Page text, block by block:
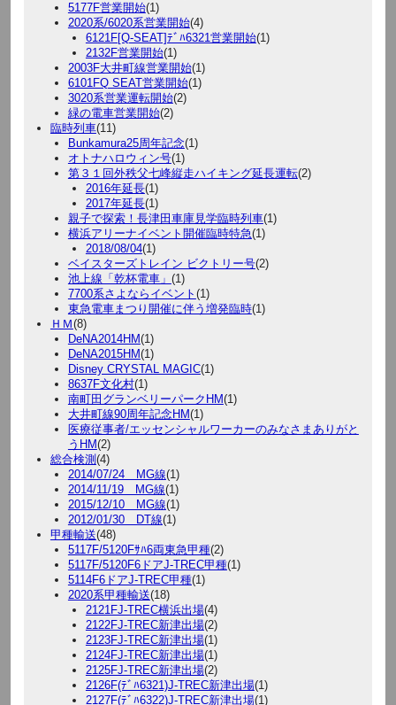
5177F営業開始(1)
2020系/6020系営業開始(4)
6121F[Q-SEAT]ﾃﾞﾊ6321営業開始(1)
2132F営業開始(1)
2003F大井町線営業開始(1)
6101FQ SEAT営業開始(1)
3020系営業運転開始(2)
緑の電車営業開始(2)
臨時列車(11)
Bunkamura25周年記念(1)
オトナハロウィン号(1)
第３１回外秩父七峰縦走ハイキング延長運転(2)
2016年延長(1)
2017年延長(1)
親子で探索！長津田車庫見学臨時列車(1)
横浜アリーナイベント開催臨時特急(1)
2018/08/04(1)
ベイスターズトレイン ビクトリー号(2)
池上線「乾杯電車」 (1)
7700系さよならイベント (1)
東急電車まつり開催に伴う増発臨時(1)
ＨＭ(8)
DeNA2014HM(1)
DeNA2015HM(1)
Disney CRYSTAL MAGIC(1)
8637F文化村(1)
南町田グランベリーパークHM(1)
大井町線90周年記念HM(1)
医療従事者/エッセンシャルワーカーのみなさまありがと
うHM(2)
総合検測 (4)
2014/07/24 MG線(1)
2014/11/19 MG線(1)
2015/12/10 MG線(1)
2012/01/30 DT線(1)
甲種輸送(48)
5117F/5120Fｻﾊ6両東急甲種(2)
5117F/5120F6ドアJ-TREC甲種(1)
5114F6ドアJ-TREC甲種(1)
2020系甲種輸送(18)
2121FJ-TREC横浜出場(4)
2122FJ-TREC新津出場(2)
2123FJ-TREC新津出場(1)
2124FJ-TREC新津出場(1)
2125FJ-TREC新津出場(2)
2126F(ﾃﾞﾊ6321)J-TREC新津出場(1)
2127F(ﾃﾞﾊ6322)J-TREC新津出場(1)